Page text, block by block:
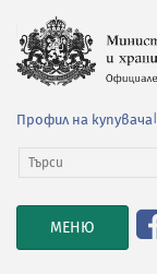
Профил на купувача
TOGGLE
NAVIGATION
МЕНЮ